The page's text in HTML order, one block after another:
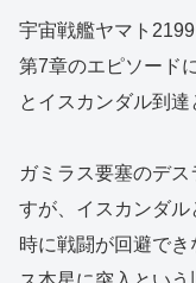
宇宙戦艦ヤマト
第7章のエピソード
とイスカンダル到達
ガミラス要塞のデ
すが、イスカンダル
時に戦闘が回避で